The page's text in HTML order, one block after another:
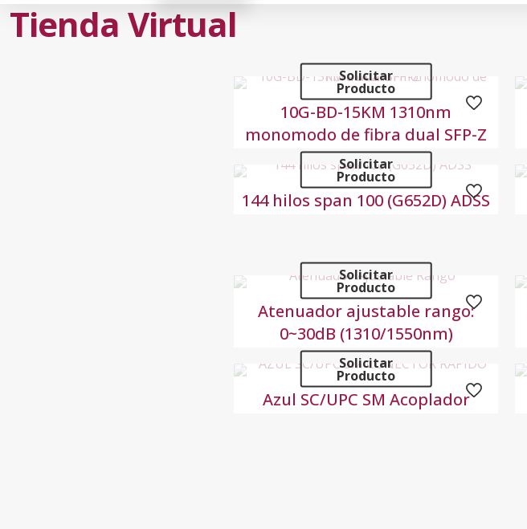
Tienda Virtual
Solicitar
Producto
10G-BD-15KM 1310nm
monomodo de fibra dual SFP-Z
Solicitar
Producto
144 hilos span 100 (G652D) ADSS
Solicitar
Producto
Atenuador ajustable rango:
0~30dB (1310/1550nm)
Solicitar
Producto
Azul SC/UPC SM Acoplador